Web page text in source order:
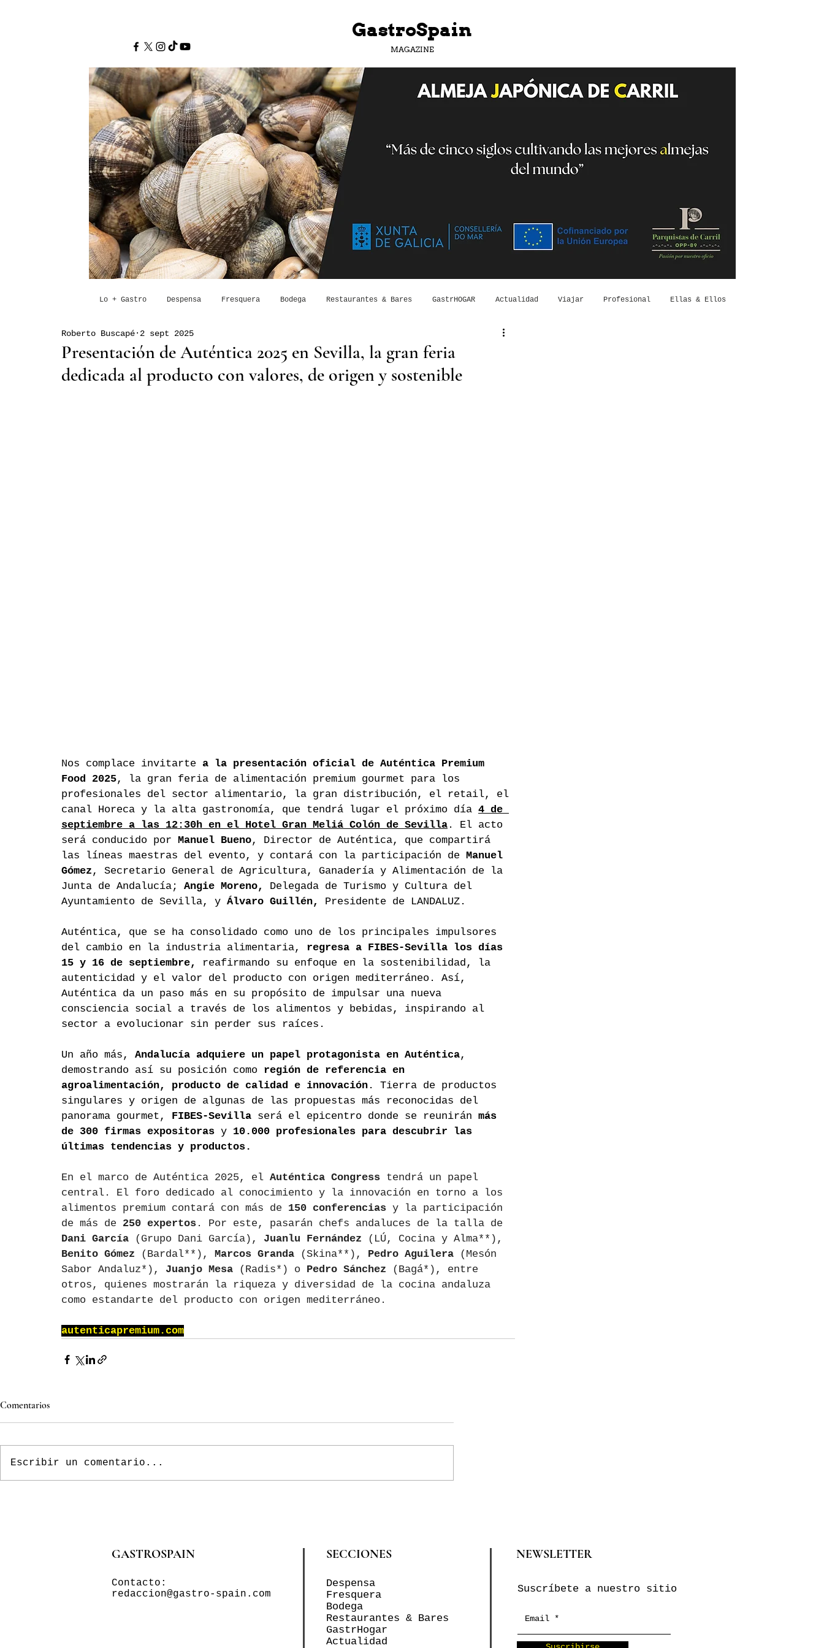
GastroSpain
MAGAZINE
Lo + Gastro Despensa Fresquera Bodega Restaurantes & Bares GastrHOGAR Actualidad Viajar Profesional Ellas & Ellos
Presentación de Auténtica 2025 en Sevilla, la gran feria
dedicada al producto con valores, de origen y sostenible
Roberto Buscapé 2 sept 2025
Nos complace invitarte a la presentación oficial de Auténtica Premium
Food 2025, la gran feria de alimentación premium gourmet para los
profesionales del sector alimentario, la gran distribución, el retail, el
canal Horeca y la alta gastronomía, que tendrá lugar el próximo día 4 de
septiembre a las 12:30h en el Hotel Gran Meliá Colón de Sevilla . El acto
será conducido por Manuel Bueno, Director de Auténtica, que compartirá
las líneas maestras del evento, y contará con la participación de Manuel
Gómez , Secretario General de Agricultura, Ganadería y Alimentación de la
Junta de Andalucía; Angie Moreno, Delegada de Turismo y Cultura del
Ayuntamiento de Sevilla, y Álvaro Guillén, Presidente de LANDALUZ.
Auténtica, que se ha consolidado como uno de los principales impulsores
del cambio en la industria alimentaria, regresa a FIBES-Sevilla los días
15 y 16 de septiembre,
reafirmando su enfoque en la sostenibilidad, la
autenticidad y el valor del producto con origen mediterráneo. Así,
Auténtica da un paso más en su propósito de impulsar una nueva
consciencia social a través de los alimentos y bebidas, inspirando al
sector a evolucionar sin perder sus raíces.
Un año más, Andalucía adquiere un papel protagonista en Auténtica,
demostrando así su posición como región de referencia en
agroalimentación, producto de calidad e innovación . Tierra de productos
singulares y origen de algunas de las propuestas más reconocidas del
panorama gourmet, FIBES-Sevilla será el epicentro donde se reunirán más
de 300 firmas expositoras y 10.000 profesionales para descubrir las
últimas tendencias y productos.
En el marco de Auténtica 2025, el Auténtica Congress tendrá un papel
central. El foro dedicado al conocimiento y la innovación en torno a los
alimentos premium contará con más de 150 conferencias y la participación
de más de 250 expertos . Por este, pasarán chefs andaluces de la talla de
Dani García (Grupo Dani García), Juanlu Fernández
(LÚ, Cocina y Alma**),
Benito Gómez (Bardal**), Marcos Granda (Skina**), Pedro Aguilera
(Mesón
Sabor Andaluz*), Juanjo Mesa (Radis*) o Pedro Sánchez (Bagá*), entre
otros, quienes mostrarán la riqueza y diversidad de la cocina andaluza
como estandarte del producto con origen mediterráneo.
autenticapremium.com
Comentarios
Escribir un comentario...
GASTROSPAIN
Contacto:
redaccion@gastro-spain.com
SECCIONES
Despensa
Fresquera
Bodega
Restaurantes & Bares
GastrHogar
Actualidad
NEWSLETTER
Suscríbete a nuestro sitio